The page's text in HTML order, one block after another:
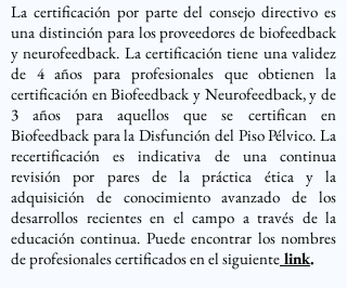
La certificación por parte del consejo directivo es
una distinción para los proveedores de biofeedback
y neurofeedback. La certificación tiene una validez
de 4 años para profesionales que obtienen la
certificación en Biofeedback y Neurofeedback, y de
3 años para aquellos que se certifican en
Biofeedback para la Disfunción del Piso Pélvico. La
recertificación es indicativa de una continua
revisión por pares de la práctica ética y la
adquisición de conocimiento avanzado de los
desarrollos recientes en el campo a través de la
educación continua. Puede encontrar los nombres
de profesionales certificados en el siguiente link.